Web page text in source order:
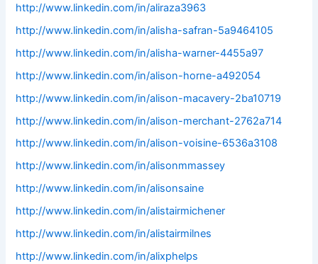
http://www.linkedin.com/in/aliraza3963
http://www.linkedin.com/in/alisha-safran-5a9464105
http://www.linkedin.com/in/alisha-warner-4455a97
http://www.linkedin.com/in/alison-horne-a492054
http://www.linkedin.com/in/alison-macavery-2ba10719
http://www.linkedin.com/in/alison-merchant-2762a714
http://www.linkedin.com/in/alison-voisine-6536a3108
http://www.linkedin.com/in/alisonmmassey
http://www.linkedin.com/in/alisonsaine
http://www.linkedin.com/in/alistairmichener
http://www.linkedin.com/in/alistairmilnes
http://www.linkedin.com/in/alixphelps